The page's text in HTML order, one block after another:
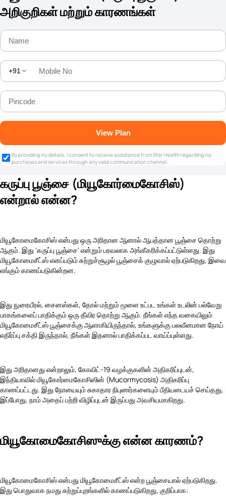
அறிகுறிகள் மற்றும் காரணங்கள்
+91
View Plan
By providing my details, I consent to receive assistance from Star Health regarding my
purchases and services through any valid communication channel.
கருப்பு பூஞ்சை (மியூகோர்மைகோசிஸ்)
என்றால் என்ன?
மியூகோமைகோசிஸ் என்பது ஒரு அரிதான ஆனால் ஆபத்தான பூஞ்சை தொற்று
ஆகும். இது 'கருப்பு பூஞ்சை' என்றும் பரவலாக அங்கீகரிக்கப்பட்டுள்ளது. இது
மியூகோமைசீட்ஸ் எனப்படும் சுற்றுச்சூழல் பூஞ்சைக் குழுவால் ஏற்படுகிறது, இவை
எங்கும் காணப்படுகின்றன.
இது நுரையீரல், சைனஸ்கள், தோல் மற்றும் மூளை உட்பட உங்கள் உடலின் பல்வேறு
பாகங்களைப் பாதிக்கும் ஒரு தீவிர தொற்று ஆகும். நீங்கள் எந்த வகையிலும்
மியூகோமைசீட்ஸ் பூஞ்சைக்கு ஆளாகியிருந்தால், உங்களுக்கு பலவீனமான நோய்
எதிர்ப்பு சக்தி இருந்தால், நீங்கள் இதனால் பாதிக்கப்பட வாய்ப்புள்ளது.
இது அரிதானது என்றாலும், கோவிட்-19 வழக்குகளின் அதிகரிப்புடன்,
இந்தியாவில் மியூகோர்மைகோசிஸின் (Mucormycosis) அதிகரிப்பு
காணப்பட்டது. இது நோயையும் சுகாதார நிபுணர்களையும் பீதியடையச் செய்தது,
இப்போது, நாம் அதைப் பற்றி விழிப்புடன் இருப்பது அவசியமாகிறது.
மியூகோமைகோசிஸுக்கு என்ன காரணம்?
மியூகோமைகோசிஸ் என்பது மியூகோமைசீட்ஸ் என்ற பூஞ்சையால் ஏற்படுகிறது.
இது பொதுவாக நமது சுற்றுப்புறங்களில் காணப்படுகிறது, குறிப்பாக: